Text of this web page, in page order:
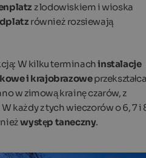
z lodowiskiem i wioska
również rozsiewają
W kilku terminachinstalacje
i krajobrazowe
w zimową krainę czarów, z
każdy z tych wieczorów o 6, 7 i
występ taneczny.